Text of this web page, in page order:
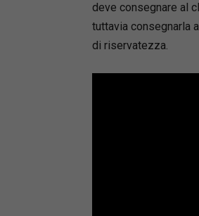
deve consegnare al
tuttavia consegnarla
di riservatezza.